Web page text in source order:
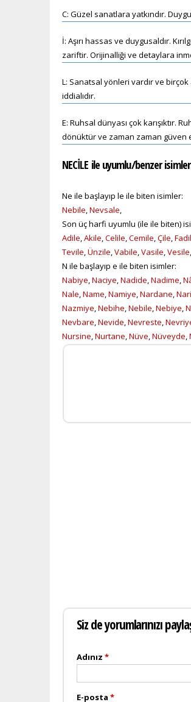
C: Güzel sanatlara yatkındır.
İ: Aşırı hassas ve duygusaldır.
zariftir. Orijinalliği ve detaylara
L: Sanatsal yönleri vardır ve
iddialıdır.
E: Ruhsal dünyası çok karışıktır.
dönüktür ve zaman zaman güven
NECİLE ile uyumlu/benzer
Ne ile başlayıp le ile biten isimler:
Nebile,Nevsale,
Son üç harfi uyumlu (ile ile biten)
Adile,Akile,Celile,Cemile,Çile,
Tevile,Ünzile,Vabile,Vasile,Vesile,
N ile başlayıp e ile biten isimler:
Nabiye,Naciye,Nadide,Nadime,
Nale,Name,Namiye,Nardane,
Nazmiye,Nebihe,Nebile,Nebiye,
Nevbare,Nevide,Nevreste,
Nursine,Nurtane,Nüve,Nüveyde,
Siz de yorumlarınızı
Adınız *
E-posta *